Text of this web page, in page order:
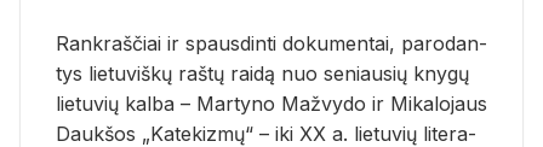
Rank­raš­čiai ir spaus­din­ti do­ku­men­tai, pa­ro­dan­
tys lie­tu­viš­kų raš­tų rai­dą nuo se­niau­sių kny­gų
lie­tu­vių kal­ba – Mar­ty­no Ma­žvy­do ir Mi­ka­lo­jaus
Dauk­šos „Ka­te­kiz­mų“ – iki XX a. lie­tu­vių li­te­ra­